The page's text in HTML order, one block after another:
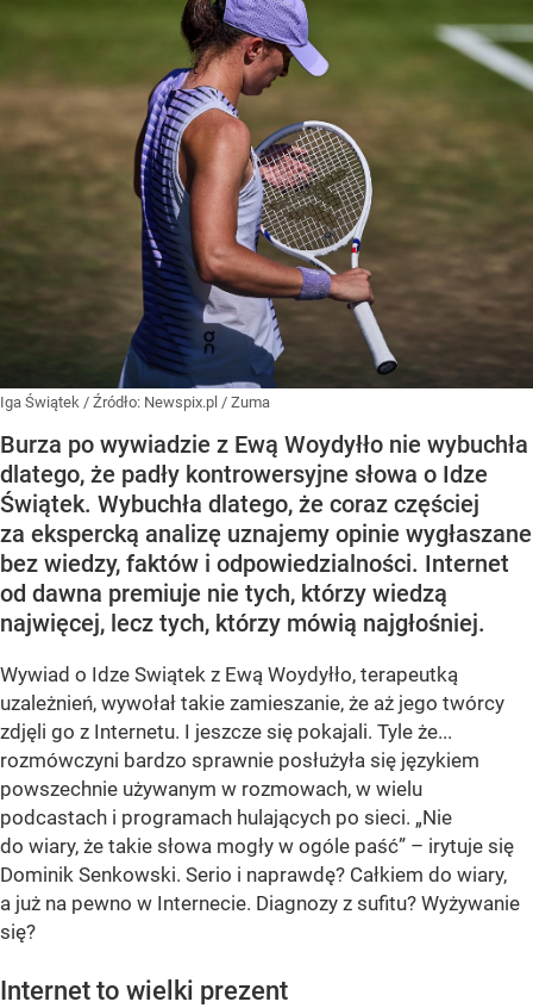
Iga Świątek / Źródło: Newspix.pl / Zuma
Burza po wywiadzie z Ewą Woydyłło nie wybuchła
dlatego, że padły kontrowersyjne słowa o Idze
Świątek. Wybuchła dlatego, że coraz częściej
za ekspercką analizę uznajemy opinie wygłaszane
bez wiedzy, faktów i odpowiedzialności. Internet
od dawna premiuje nie tych, którzy wiedzą
najwięcej, lecz tych, którzy mówią najgłośniej.
Wywiad o Idze Swiątek z Ewą Woydyłło, terapeutką
uzależnień, wywołał takie zamieszanie, że aż jego twórcy
zdjęli go z Internetu. I jeszcze się pokajali. Tyle że...
rozmówczyni bardzo sprawnie posłużyła się językiem
powszechnie używanym w rozmowach, w wielu
podcastach i programach hulających po sieci. „Nie
do wiary, że takie słowa mogły w ogóle paść” – irytuje się
Dominik Senkowski. Serio i naprawdę? Całkiem do wiary,
a już na pewno w Internecie. Diagnozy z sufitu? Wyżywanie
się?
Internet to wielki prezent